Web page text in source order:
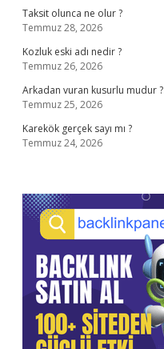
Taksit olunca ne olur ?
Temmuz 28, 2026
Kozluk eski adı nedir ?
Temmuz 26, 2026
Arkadan vuran kusurlu mudur ?
Temmuz 25, 2026
Karekök gerçek sayı mı ?
Temmuz 24, 2026